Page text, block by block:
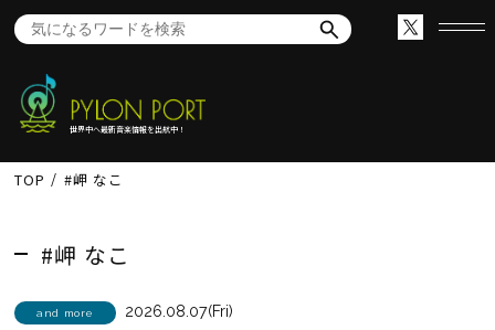
世界中へ最新音楽情報を出航中！
TOP #岬 なこ
#岬 なこ
and more 2026.08.07(Fri)